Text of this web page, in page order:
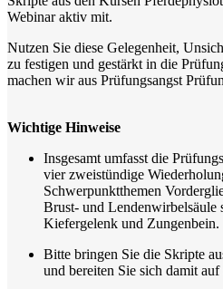
Webinar aktiv mit.
Nutzen Sie diese Gelegenheit,
zu festigen und gestärkt in die
machen wir aus Prüfungsangst
Wichtige Hinweise
Insgesamt umfasst die
vier zweistündige
Schwerpunktthemen
Brust- und Lendenwirbelsäule
Kiefergelenk und Zungenbein.
Bitte bringen Sie die Skripte
und bereiten Sie sich damit